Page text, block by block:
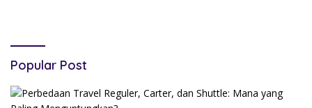
Popular Post